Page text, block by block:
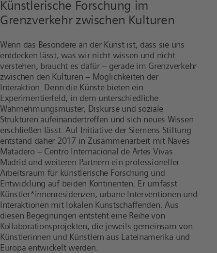
Künstlerische Forschung im
Grenzverkehr zwischen Kulturen
Wenn das Besondere an der Kunst ist, dass sie uns
entdecken lässt, was wir nicht wissen und nicht
verstehen, braucht es dafür – gerade im Grenzverkehr
zwischen den Kulturen – Möglichkeiten der
Interaktion. Denn die Künste bieten ein
Experimentierfeld, in dem unterschiedliche
Wahrnehmungsmuster, Diskurse und soziale
Strukturen aufeinandertreffen und sich neues Wissen
erschließen lässt. Auf Initiative der Siemens Stiftung
entstand daher 2017 in Zusammenarbeit mit Naves
Matadero – Centro Internacional de Artes Vivas
Madrid und weiteren Partnern ein professioneller
Arbeitsraum für künstlerische Forschung und
Entwicklung auf beiden Kontinenten. Er umfasst
Künstler*innenresidenzen, urbane Interventionen und
Interaktionen mit lokalen Kunstschaffenden. Aus
diesen Begegnungen entsteht eine Reihe von
Kollaborationsprojekten, die jeweils gemeinsam von
Künstlerinnen und Künstlern aus Lateinamerika und
Europa entwickelt werden.